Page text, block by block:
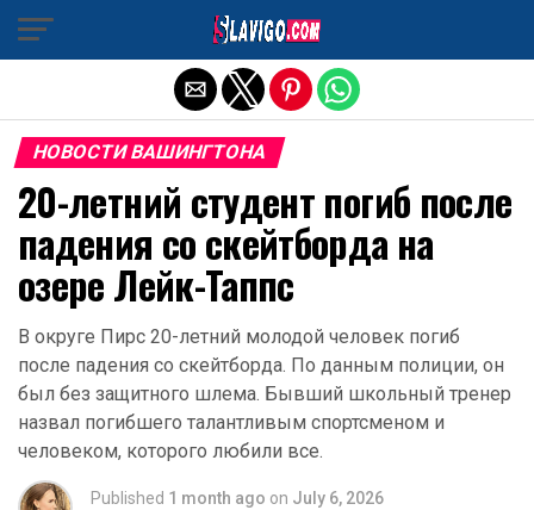
НОВОСТИ ВАШИНГТОНА
20-летний студент погиб после
падения со скейтборда на
озере Лейк-Таппс
В округе Пирс 20-летний молодой человек погиб
после падения со скейтборда. По данным полиции, он
был без защитного шлема. Бывший школьный тренер
назвал погибшего талантливым спортсменом и
человеком, которого любили все.
Published 1 month ago on July 6, 2026
Exit mobile version